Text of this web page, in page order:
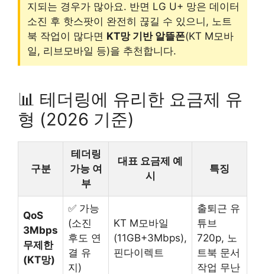
지되는 경우가 많아요. 반면 LG U+ 망은 데이터
소진 후 핫스팟이 완전히 끊길 수 있으니, 노트
북 작업이 많다면 KT망 기반 알뜰폰(KT M모바
일, 리브모바일 등)을 추천합니다.
📊 테더링에 유리한 요금제 유
형 (2026 기준)
구분
테더링
가능 여
부
대표 요금제 예
시
특징
QoS
3Mbps
무제한
(KT망)
✅ 가능
(소진
후도 연
결 유
지)
KT M모바일
(11GB+3Mbps),
핀다이렉트
출퇴근 유
튜브
720p, 노
트북 문서
작업 무난